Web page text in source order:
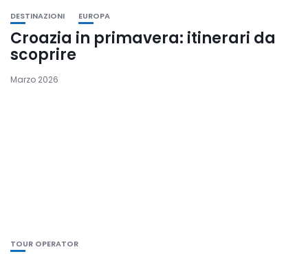
DESTINAZIONI EUROPA
Croazia in primavera: itinerari da
scoprire
Marzo 2026
TOUR OPERATOR